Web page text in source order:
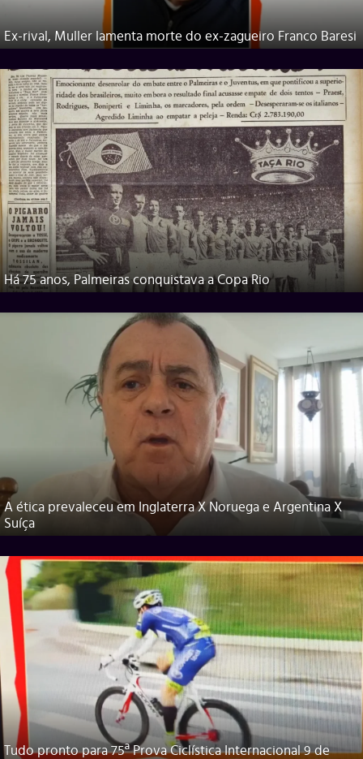
Ex-rival, Muller lamenta morte do ex-zagueiro Franco Baresi
Há 75 anos, Palmeiras conquistava a Copa Rio
A ética prevaleceu em Inglaterra X Noruega e Argentina X
Suíça
Tudo pronto para 75ª Prova Ciclística Internacional 9 de